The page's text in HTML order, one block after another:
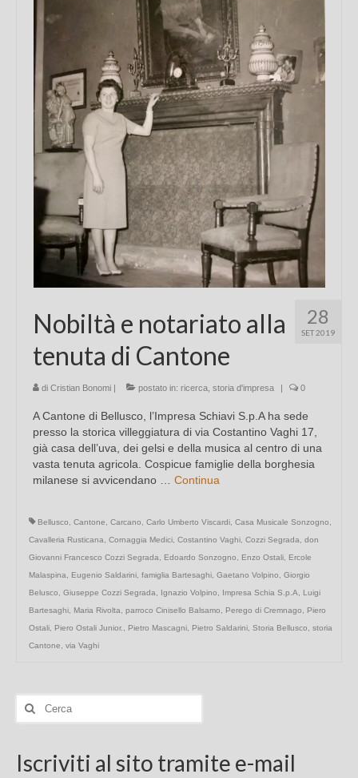
Chi sono
Contatti
28
SET 2019
Nobiltà e notariato alla
tenuta di Cantone
di Cristian Bonomi | postato in: ricerca storia d'impresa | 0
A Cantone di Bellusco, l’Impresa Schiavi S.p.A ha sede
presso la storica villeggiatura di via Costantino Vaghi 17,
già casa dell’uva, dei gelsi e della musica al centro di una
vasta tenuta agricola. Cospicue famiglie della borghesia
milanese si avvicendano … Continua
Bellusco Cantone Carcano Carlo Umberto Viscardi Casa Musicale Sonzogno
Cavalleria Rusticana
Cornaggia Medici Costantino Vaghi Cozzi Segrada
don
Giovanni Francesco Cozzi Segrada
Edoardo Sonzogno Enzo Ostali
Ercole
Malaspina
Eugenio Saldarini famiglia Bartesaghi Gaetano Volpino
Giorgio
Belusco
Giuseppe Cozzi Segrada Ignazio Volpino Impresa Schia S.p.A
Luigi
Bartesaghi
Maria Rivolta parroco Cinisello Balsamo Perego di Cremnago
Piero
Ostali
Piero Ostali Junior. Pietro Mascagni Pietro Saldarini Storia Bellusco
storia
Cantone
via Vaghi
Cerca:
Iscriviti al sito tramite e-mail